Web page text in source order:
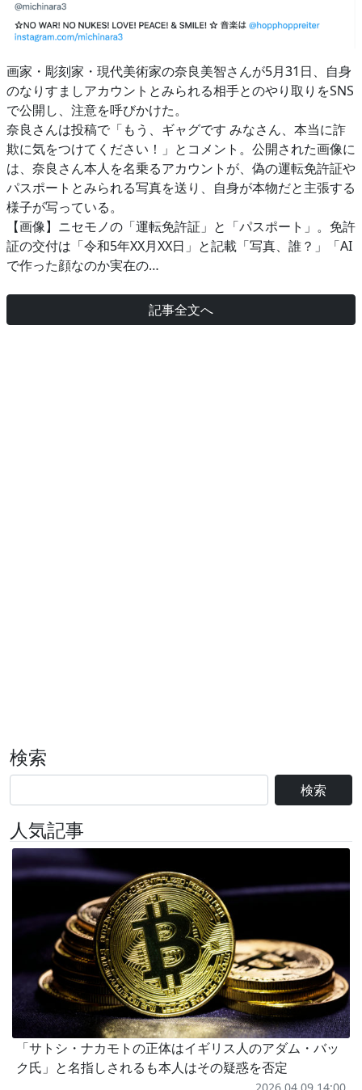
画家・彫刻家・現代美術家の奈良美智さんが5月31日、自身
のなりすましアカウントとみられる相手とのやり取りをSNS
で公開し、注意を呼びかけた。
奈良さんは投稿で「もう、ギャグです みなさん、本当に詐
欺に気をつけてください！」とコメント。公開された画像に
は、奈良さん本人を名乗るアカウントが、偽の運転免許証や
パスポートとみられる写真を送り、自身が本物だと主張する
様子が写っている。
【画像】ニセモノの「運転免許証」と「パスポート」。免許
証の交付は「令和5年XX月XX日」と記載「写真、誰？」「AI
で作った顔なのか実在の…
記事全文へ
検索
検索
人気記事
「サトシ・ナカモトの正体はイギリス人のアダム・バッ
ク氏」と名指しされるも本人はその疑惑を否定